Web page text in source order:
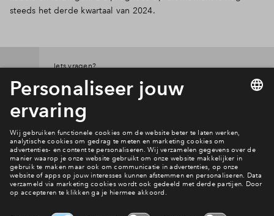
steeds het derde kwartaal van 2024.
Iets vragen?
Neem contact op
Interesse? Meld je dan snel aan
Hiermee blijf je op de hoogte van het belangrijkste nieuws en
eventuele projecten
Ja, ik wil mij aanmelden